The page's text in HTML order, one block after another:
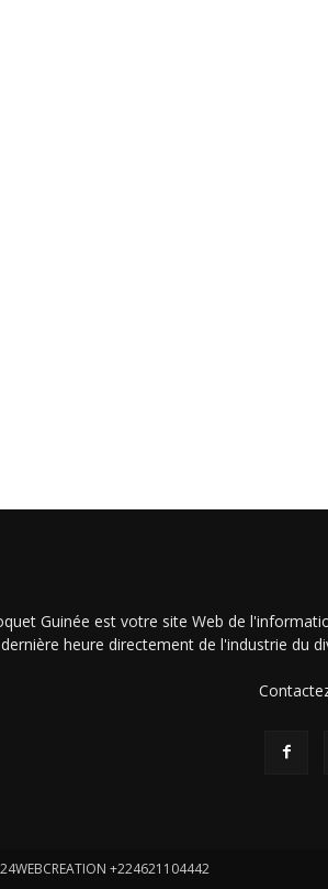
Guinée est votre site Web de
dernière heure directement de l'industrie du
+224621104442